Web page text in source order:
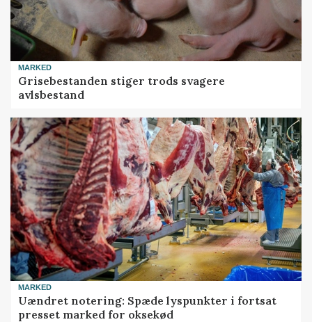
MARKED
Grisebestanden stiger trods svagere
avlsbestand
MARKED
Uændret notering: Spæde lyspunkter i fortsat
presset marked for oksekød